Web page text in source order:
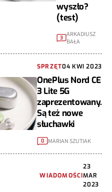
wyszło?
(test)
3 ARKADIUSZ
BAŁA
SPRZĘT04 KWI 2023
OnePlus Nord CE
3 Lite 5G
zaprezentowany.
Są też nowe
słuchawki
0 MARIAN SZUTIAK
WIADOMOŚCI
23
MAR
2023